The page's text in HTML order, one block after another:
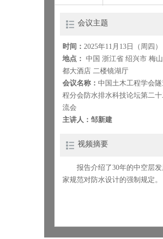
会议主题
时间： 2025年11月13日（周四）
地点： 中国 浙江省 绍兴市 梅
都大酒店 二楼镜湖厅
会议名称： 中国土木工程学会
程分会防水排水科技论坛第二
流会
主讲人：邹新建
视频摘要
报告介绍了30年的中空层
家规范对防水设计的强制规定。